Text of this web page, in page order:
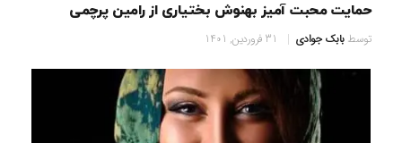
حمایت محبت آمیز بهنوش بختیاری از رامین پرچمی
توسطبابک جوادی 31 فروردین, 1401